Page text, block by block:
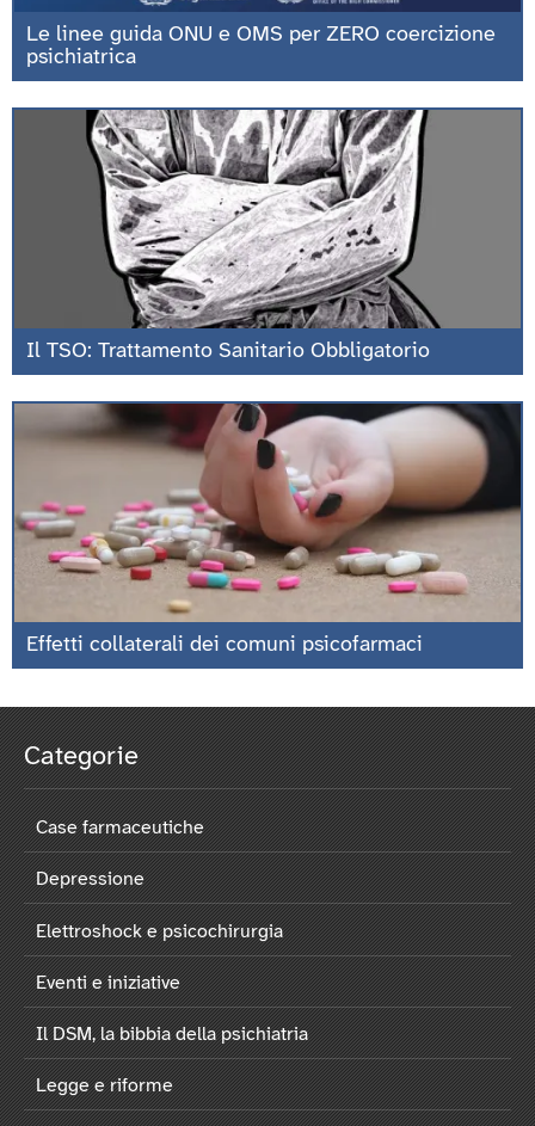
Le linee guida ONU e OMS per ZERO coercizione
psichiatrica
Il TSO: Trattamento Sanitario Obbligatorio
Effetti collaterali dei comuni psicofarmaci
Categorie
Case farmaceutiche
Depressione
Elettroshock e psicochirurgia
Eventi e iniziative
Il DSM, la bibbia della psichiatria
Legge e riforme